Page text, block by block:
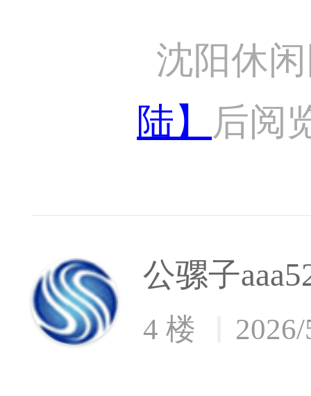
沈阳休
陆】
后阅
公骡子
4 楼